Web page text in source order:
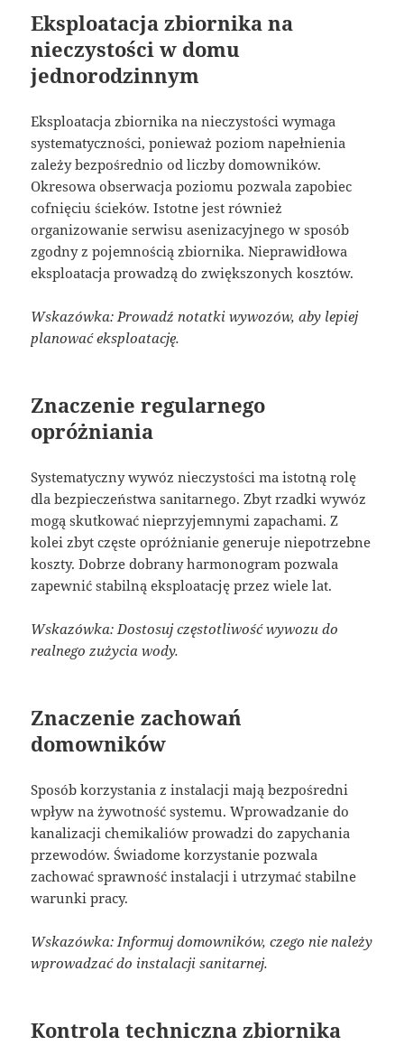
Eksploatacja zbiornika na
nieczystości w domu
jednorodzinnym
Eksploatacja zbiornika na nieczystości wymaga
systematyczności, ponieważ poziom napełnienia
zależy bezpośrednio od liczby domowników.
Okresowa obserwacja poziomu pozwala zapobiec
cofnięciu ścieków. Istotne jest również
organizowanie serwisu asenizacyjnego w sposób
zgodny z pojemnością zbiornika. Nieprawidłowa
eksploatacja prowadzą do zwiększonych kosztów.
Wskazówka: Prowadź notatki wywozów, aby lepiej
planować eksploatację.
Znaczenie regularnego
opróżniania
Systematyczny wywóz nieczystości ma istotną rolę
dla bezpieczeństwa sanitarnego. Zbyt rzadki wywóz
mogą skutkować nieprzyjemnymi zapachami. Z
kolei zbyt częste opróżnianie generuje niepotrzebne
koszty. Dobrze dobrany harmonogram pozwala
zapewnić stabilną eksploatację przez wiele lat.
Wskazówka: Dostosuj częstotliwość wywozu do
realnego zużycia wody.
Znaczenie zachowań
domowników
Sposób korzystania z instalacji mają bezpośredni
wpływ na żywotność systemu. Wprowadzanie do
kanalizacji chemikaliów prowadzi do zapychania
przewodów. Świadome korzystanie pozwala
zachować sprawność instalacji i utrzymać stabilne
warunki pracy.
Wskazówka: Informuj domowników, czego nie należy
wprowadzać do instalacji sanitarnej.
Kontrola techniczna zbiornika